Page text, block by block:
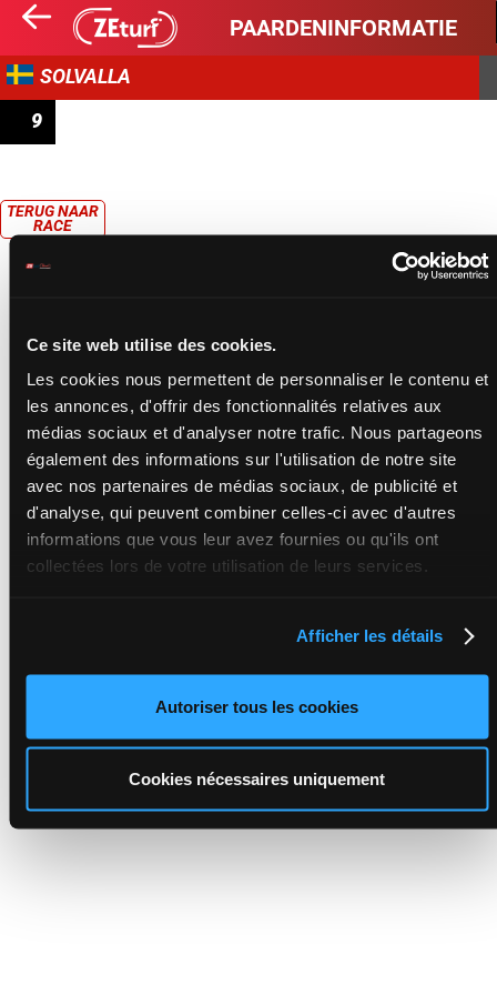
Ce site web utilise des cookies.
Les cookies nous permettent de personnaliser le contenu et
les annonces, d'offrir des fonctionnalités relatives aux
médias sociaux et d'analyser notre trafic. Nous partageons
également des informations sur l'utilisation de notre site
avec nos partenaires de médias sociaux, de publicité et
d'analyse, qui peuvent combiner celles-ci avec d'autres
informations que vous leur avez fournies ou qu'ils ont
collectées lors de votre utilisation de leurs services.
Afficher les détails
Autoriser tous les cookies
Cookies nécessaires uniquement
PAARDENINFORMATIE
SOLVALLA
9
TERUG NAAR
RACE